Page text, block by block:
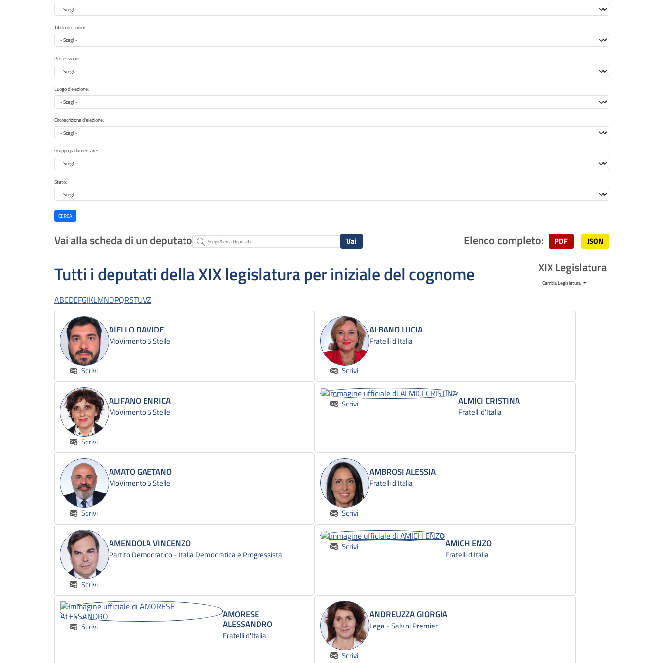
Provincia di nascita
Titolo di studio:
Titolo di studio
Professione:
Professione
Luogo d'elezione:
Luogo d'elezione
Circoscrizione d'elezione:
Circoscrizione d'elezione
Gruppo parlamentare:
Gruppo parlamentare
Stato:
Stato
Vai alla scheda di un deputatoAbstract Elenco completo: PDF JSON
Tutti i deputati della XIX legislatura per iniziale del cognome XIX Legislatura
Cambia Legislatura
ABCDEFGIKLMNOPQRSTUVZ
Scrivi
AIELLO DAVIDE
MoVimento 5 Stelle
Scrivi
ALBANO LUCIA
Fratelli d'Italia
Scrivi
ALIFANO ENRICA
MoVimento 5 Stelle
Scrivi ALMICI CRISTINA
Fratelli d'Italia
Scrivi
AMATO GAETANO
MoVimento 5 Stelle
Scrivi
AMBROSI ALESSIA
Fratelli d'Italia
Scrivi
AMENDOLA VINCENZO
Partito Democratico - Italia Democratica e Progressista
Scrivi AMICH ENZO
Fratelli d'Italia
Scrivi
AMORESE
ALESSANDRO
Fratelli d'Italia
Scrivi
ANDREUZZA GIORGIA
Lega - Salvini Premier